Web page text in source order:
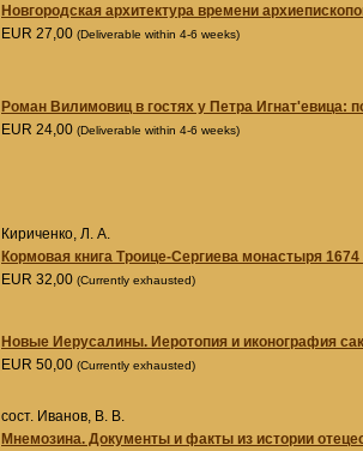
Новгородская архитектура времени
EUR 27,00 (Deliverable within 4-6 weeks)
Роман Вилимовиц в гостях у Петра Игнат'евица:
EUR 24,00 (Deliverable within 4-6 weeks)
Кириченко, Л. А.
Кормовая книга Троице-Сергиева монастыря 1674
EUR 32,00 (Currently exhausted)
Новые Иерусалины. Иеротопия и иконография
EUR 50,00 (Currently exhausted)
сост. Иванов, В. В.
Мнемозина. Документы и факты из истории